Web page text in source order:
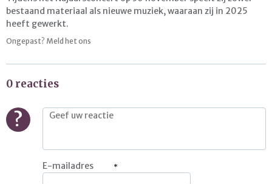
bestaand materiaal als nieuwe muziek, waaraan zij in 2025
heeft gewerkt.
Ongepast? Meld het ons
0 reacties
?
E-mailadres